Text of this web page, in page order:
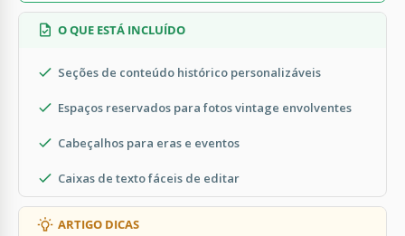
O QUE ESTÁ INCLUÍDO
Seções de conteúdo histórico personalizáveis
Espaços reservados para fotos vintage envolventes
Cabeçalhos para eras e eventos
Caixas de texto fáceis de editar
ARTIGO DICAS